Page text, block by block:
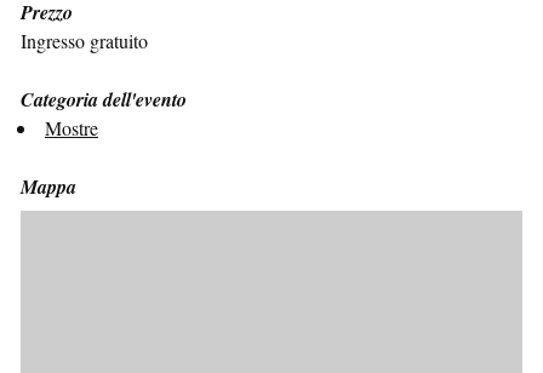
Prezzo
Ingresso gratuito
Categoria dell'evento
Mostre
Mappa